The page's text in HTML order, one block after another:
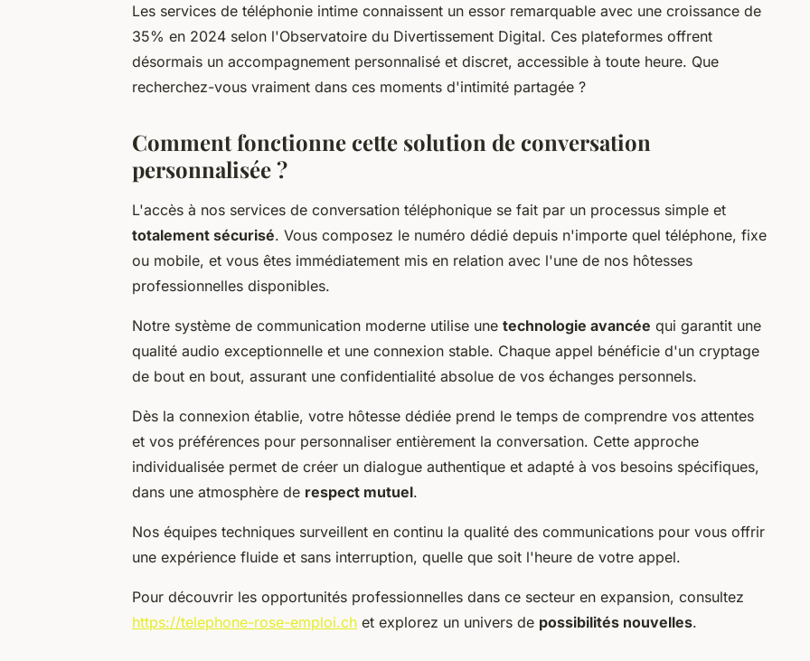
Les services de téléphonie intime connaissent un essor remarquable avec une croissance de
35% en 2024 selon l'Observatoire du Divertissement Digital. Ces plateformes offrent
désormais un accompagnement personnalisé et discret, accessible à toute heure. Que
recherchez-vous vraiment dans ces moments d'intimité partagée ?
Comment fonctionne cette solution de conversation
personnalisée ?
L'accès à nos services de conversation téléphonique se fait par un processus simple et
totalement sécurisé. Vous composez le numéro dédié depuis n'importe quel téléphone, fixe
ou mobile, et vous êtes immédiatement mis en relation avec l'une de nos hôtesses
professionnelles disponibles.
Notre système de communication moderne utilise une technologie avancée qui garantit une
qualité audio exceptionnelle et une connexion stable. Chaque appel bénéficie d'un cryptage
de bout en bout, assurant une confidentialité absolue de vos échanges personnels.
Dès la connexion établie, votre hôtesse dédiée prend le temps de comprendre vos attentes
et vos préférences pour personnaliser entièrement la conversation. Cette approche
individualisée permet de créer un dialogue authentique et adapté à vos besoins spécifiques,
dans une atmosphère de respect mutuel.
Nos équipes techniques surveillent en continu la qualité des communications pour vous offrir
une expérience fluide et sans interruption, quelle que soit l'heure de votre appel.
Pour découvrir les opportunités professionnelles dans ce secteur en expansion, consultez
https://telephone-rose-emploi.ch et explorez un univers de possibilités nouvelles.